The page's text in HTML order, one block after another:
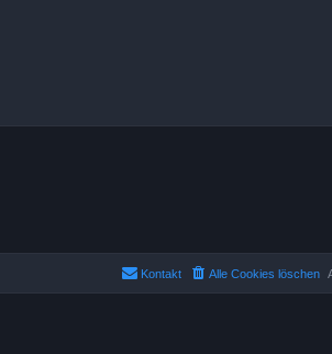
Alle Cookies löschen
Kontakt